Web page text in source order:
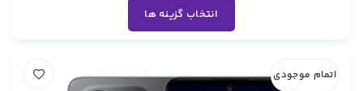
انتخاب گزینه ها
اتمام موجودی